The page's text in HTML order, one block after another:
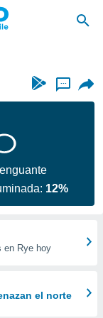
...
12%
en Rye hoy
el norte